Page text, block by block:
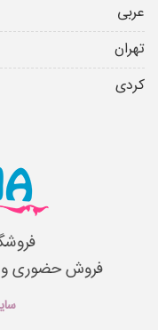
عربی
تهران
کردی
فروش حضوری و